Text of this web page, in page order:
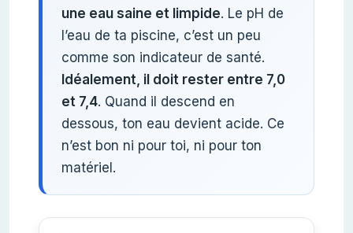
une eau saine et limpide. Le pH de
l’eau de ta piscine, c’est un peu
comme son indicateur de santé.
Idéalement, il doit rester entre 7,0
et 7,4. Quand il descend en
dessous, ton eau devient acide. Ce
n’est bon ni pour toi, ni pour ton
matériel.